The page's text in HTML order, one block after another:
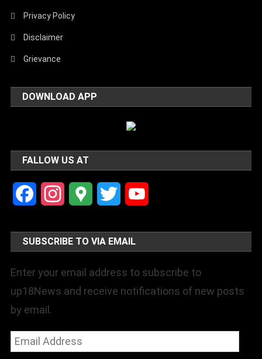
Privacy Policy
Disclaimer
Grievance
DOWNLOAD APP
FALLOW US AT
FacebookInstagramGoogle Twitter
SUBSCRIBE TO VIA EMAIL
Enter your email address to subscribe to
up18News and receive notifications of new posts
by email.
Email